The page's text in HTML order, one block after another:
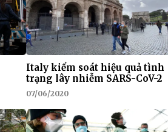
Italy kiểm soát hiệu quả tình
trạng lây nhiễm SARS-CoV-2
07/06/2020